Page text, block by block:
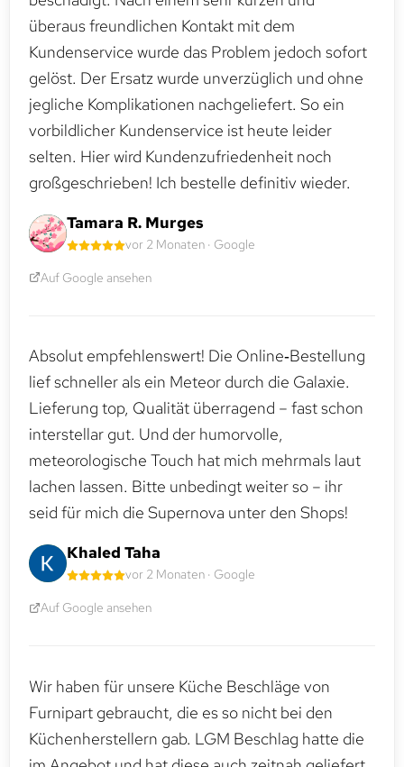
überaus freundlichen Kontakt mit dem
Kundenservice wurde das Problem jedoch sofort
gelöst. Der Ersatz wurde unverzüglich und ohne
jegliche Komplikationen nachgeliefert. So ein
vorbildlicher Kundenservice ist heute leider
selten. Hier wird Kundenzufriedenheit noch
großgeschrieben! Ich bestelle definitiv wieder.
Tamara R. Murges
vor 2 Monaten · Google
Auf Google ansehen
Absolut empfehlenswert! Die Online‑Bestellung
lief schneller als ein Meteor durch die Galaxie.
Lieferung top, Qualität überragend – fast schon
interstellar gut. Und der humorvolle,
meteorologische Touch hat mich mehrmals laut
lachen lassen. Bitte unbedingt weiter so – ihr
seid für mich die Supernova unter den Shops!
Khaled Taha
vor 2 Monaten · Google
Auf Google ansehen
Wir haben für unsere Küche Beschläge von
Furnipart gebraucht, die es so nicht bei den
Küchenherstellern gab. LGM Beschlag hatte die